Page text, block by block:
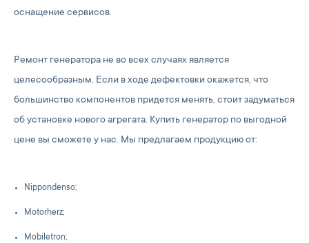
оснащение сервисов.
Ремонт генератора не во всех случаях является
целесообразным. Если в ходе дефектовки окажется, что
большинство компонентов придется менять, стоит задуматься
об установке нового агрегата. Купить генератор по выгодной
цене вы сможете у нас. Мы предлагаем продукцию от:
Nippondenso;
Motorherz;
Mobiletron;